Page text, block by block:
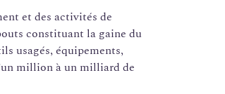
et des activités de
constituant la gaine du
usagés, équipements,
million à un milliard de